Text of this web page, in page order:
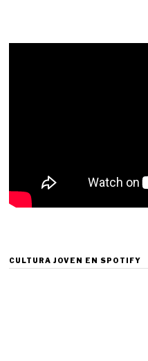
CULTURA JOVEN EN SPOTIFY